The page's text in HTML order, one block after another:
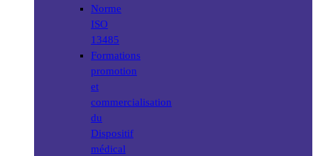
Norme
ISO
13485
Formations
promotion
et
commercialisation
du
Dispositif
médical